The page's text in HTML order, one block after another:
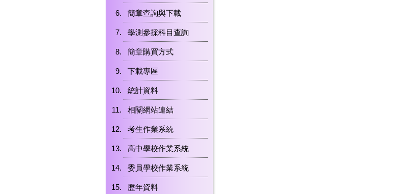
簡章查詢與下載
學測參採科目查詢
簡章購買方式
下載專區
統計資料
相關網站連結
考生作業系統
高中學校作業系統
委員學校作業系統
歷年資料